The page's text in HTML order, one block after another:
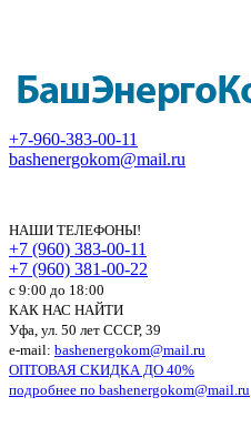
+7-960-383-00-11
bashenergokom@mail.ru
НАШИ ТЕЛЕФОНЫ!
+7 (960) 383-00-11
+7 (960) 381-00-22
c 9:00 до 18:00
КАК НАС НАЙТИ
Уфа, ул. 50 лет СССР, 39
e-mail: bashenergokom@mail.ru
ОПТОВАЯ СКИДКА ДО 40%
подробнее по bashenergokom@mail.ru